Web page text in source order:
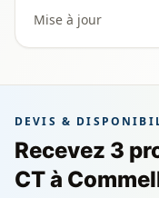
Mise à jour
DEVIS &
Recevez 3
CT à